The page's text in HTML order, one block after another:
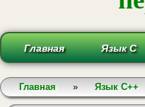
Главная Язык С
Вы здесь
Главная » Язык С++